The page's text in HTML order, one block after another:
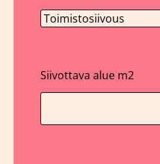
Siivottava alue m2